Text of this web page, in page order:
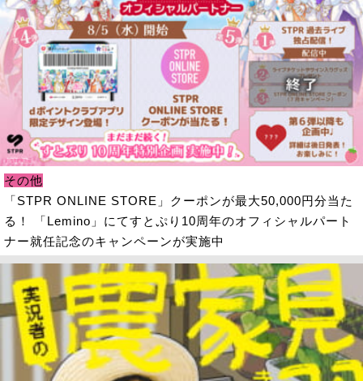
その他
「STPR ONLINE STORE」クーポンが最大50,000円分当た
る！ 「Lemino」にてすとぷり10周年のオフィシャルパート
ナー就任記念のキャンペーンが実施中